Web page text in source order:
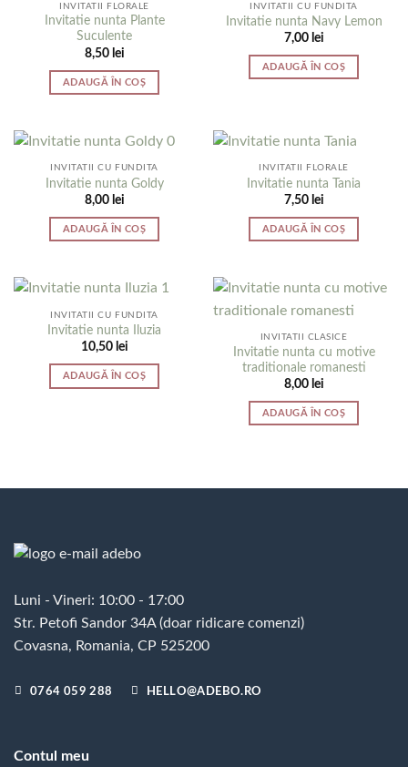
INVITATII FLORALE
Invitatie nunta Plante
Suculente
8,50 lei
ADAUGĂ ÎN COȘ
INVITATII CU FUNDITA
Invitatie nunta Navy Lemon
7,00 lei
ADAUGĂ ÎN COȘ
INVITATII CU FUNDITA
Invitatie nunta Goldy
8,00 lei
ADAUGĂ ÎN COȘ
INVITATII FLORALE
Invitatie nunta Tania
7,50 lei
ADAUGĂ ÎN COȘ
INVITATII CU FUNDITA
Invitatie nunta Iluzia
10,50 lei
ADAUGĂ ÎN COȘ
INVITATII CLASICE
Invitatie nunta cu motive
traditionale romanesti
8,00 lei
ADAUGĂ ÎN COȘ
Luni - Vineri: 10:00 - 17:00
Str. Petofi Sandor 34A (doar ridicare comenzi)
Covasna, Romania, CP 525200
0764 059 288 HELLO@ADEBO.RO
Contul meu